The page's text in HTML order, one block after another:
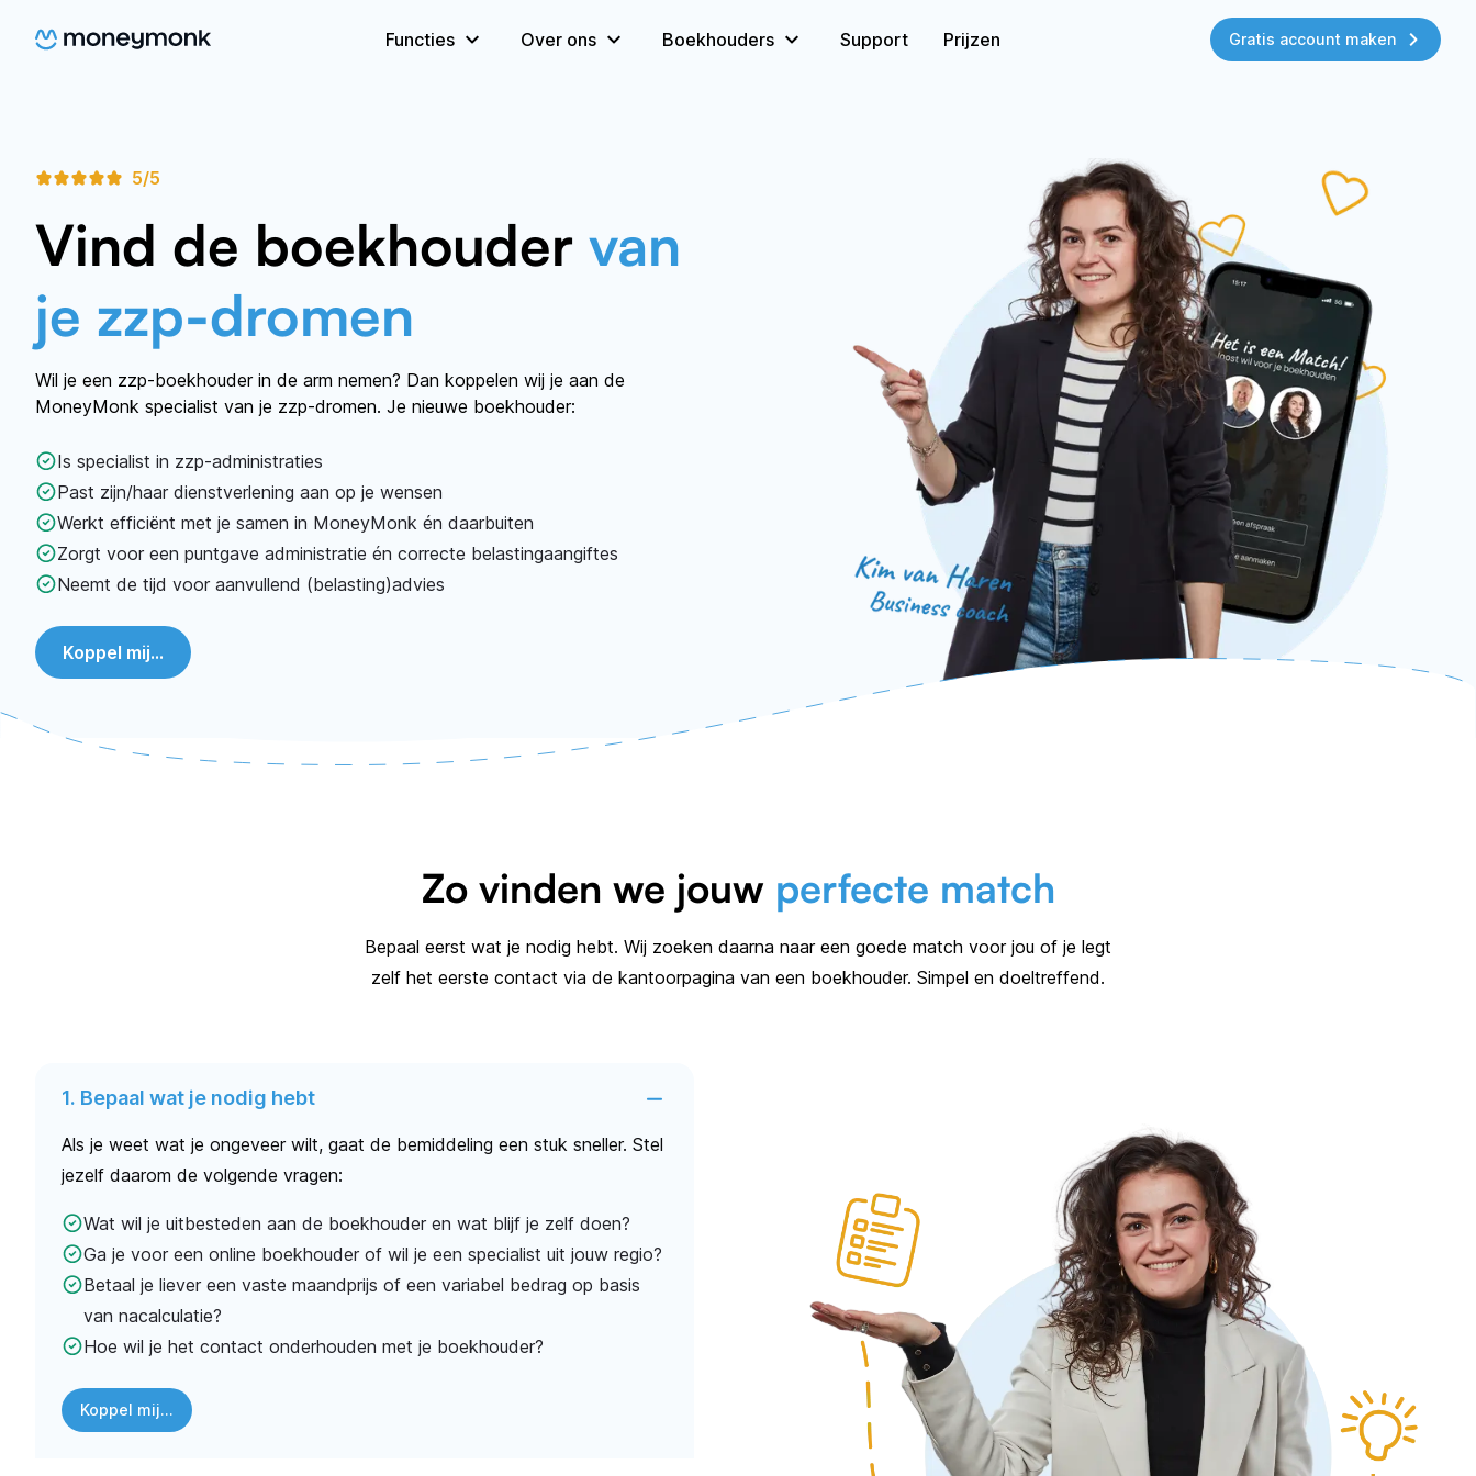
Functies Over ons Boekhouders Support Prijzen Gratis account maken
5/5
Vind de boekhouder van
je zzp-dromen
Wil je een zzp-boekhouder in de arm nemen? Dan koppelen wij je aan de
MoneyMonk specialist van je zzp-dromen. Je nieuwe boekhouder:
Is specialist in zzp-administraties
Past zijn/haar dienstverlening aan op je wensen
Werkt efficiënt met je samen in MoneyMonk én daarbuiten
Zorgt voor een puntgave administratie én correcte belastingaangiftes
Neemt de tijd voor aanvullend (belasting)advies
Koppel mij...
Zo vinden we jouw perfecte match
Bepaal eerst wat je nodig hebt. Wij zoeken daarna naar een goede match voor jou of je legt
zelf het eerste contact via de kantoorpagina van een boekhouder. Simpel en doeltreffend.
1. Bepaal wat je nodig hebt
Als je weet wat je ongeveer wilt, gaat de bemiddeling een stuk sneller. Stel
jezelf daarom de volgende vragen:
Wat wil je uitbesteden aan de boekhouder en wat blijf je zelf doen?
Ga je voor een online boekhouder of wil je een specialist uit jouw regio?
Betaal je liever een vaste maandprijs of een variabel bedrag op basis
van nacalculatie?
Hoe wil je het contact onderhouden met je boekhouder?
Koppel mij...